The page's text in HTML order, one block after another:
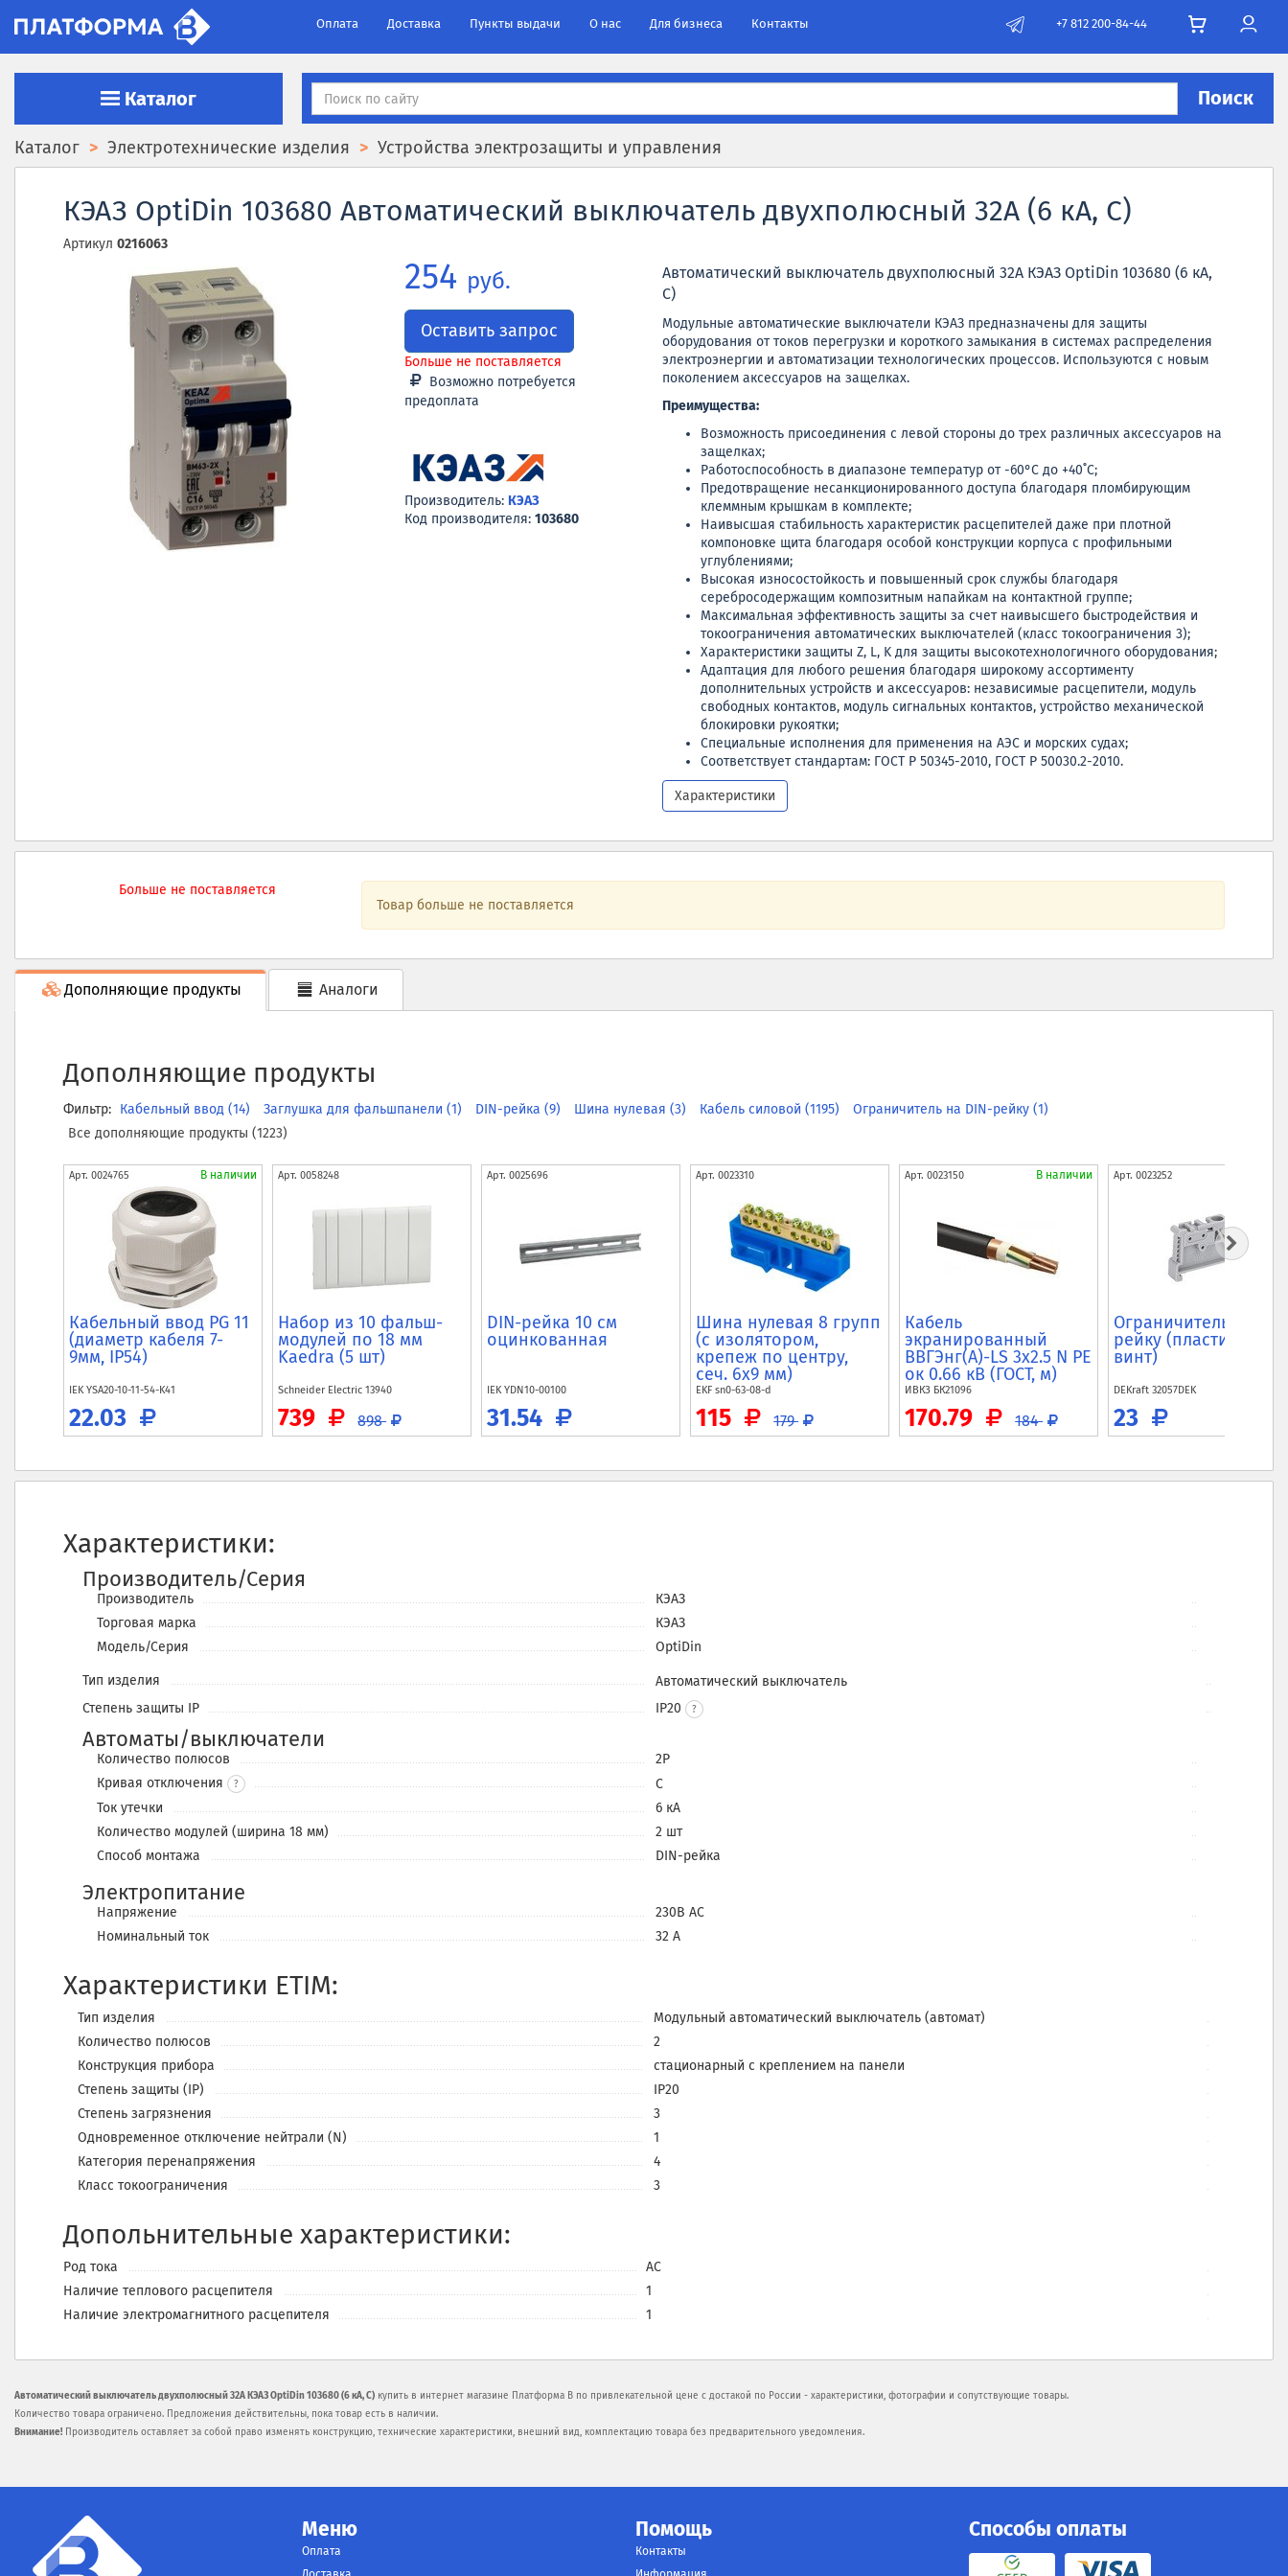
Оплата Доставка Пункты выдачи О нас Для бизнеса Контакты +7 812 200-84-44
Каталог Поиск
Каталог Электротехнические изделия Устройства электрозащиты и управления
КЭАЗ OptiDin 103680 Автоматический выключатель двухполюсный 32А (6 кА, C)
Артикул 0216063
254 руб.
Оставить запрос
Больше не поставляется
Возможно потребуется
предоплата
Производитель: КЭАЗ
Код производителя: 103680
Автоматический выключатель двухполюсный 32А КЭАЗ OptiDin 103680 (6 кА,
C)
Модульные автоматические выключатели КЭАЗ предназначены для защиты
оборудования от токов перегрузки и короткого замыкания в системах распределения
электроэнергии и автоматизации технологических процессов. Используются с новым
поколением аксессуаров на защелках.
Преимущества:
Возможность присоединения с левой стороны до трех различных аксессуаров на
защелках;
Работоспособность в диапазоне температур от -60°C до +40˚C;
Предотвращение несанкционированного доступа благодаря пломбирующим
клеммным крышкам в комплекте;
Наивысшая стабильность характеристик расцепителей даже при плотной
компоновке щита благодаря особой конструкции корпуса с профильными
углублениями;
Высокая износостойкость и повышенный срок службы благодаря
серебросодержащим композитным напайкам на контактной группе;
Максимальная эффективность защиты за счет наивысшего быстродействия и
токоограничения автоматических выключателей (класс токоограничения 3);
Характеристики защиты Z, L, K для защиты высокотехнологичного оборудования;
Адаптация для любого решения благодаря широкому ассортименту
дополнительных устройств и аксессуаров: независимые расцепители, модуль
свободных контактов, модуль сигнальных контактов, устройство механической
блокировки рукоятки;
Специальные исполнения для применения на АЭС и морских судах;
Соответствует стандартам: ГОСТ Р 50345-2010, ГОСТ Р 50030.2-2010.
Характеристики
Больше не поставляется
Товар больше не поставляется
Дополняющие продукты Аналоги
Дополняющие продукты
Фильтр: Кабельный ввод (14) Заглушка для фальшпанели (1) DIN-рейка (9) Шина нулевая (3) Кабель силовой (1195)
Ограничитель на DIN-рейку (1)
Все дополняющие продукты (1223)
Арт. 0024765 В наличии
Кабельный ввод PG 11
(диаметр кабеля 7-
9мм, IP54)
IEKYSA20-10-11-54-K41
22.03
Арт. 0058248
Набор из 10 фальш-
модулей по 18 мм
Kaedra (5 шт)
Schneider Electric 13940
739 898
Арт. 0025696
DIN-рейка 10 см
оцинкованная
IEKYDN10-00100
31.54
Арт. 0023310
Шина нулевая 8 групп
(с изолятором,
крепеж по центру,
сеч. 6x9 мм)
EKF sn0-63-08-d
115 179
Арт. 0023150 В наличии
Кабель
экранированный
ВВГЭнг(A)-LS 3x2.5 N PE
ок 0.66 кВ (ГОСТ, м)
ИВКЗ БК21096
170.79 184
Арт. 0023252
Ограничитель на
рейку (пластик, 1
винт)
DEKraft 32057DEK
23
Характеристики:
Производитель/Серия
Производитель
КЭАЗ
Торговая марка
КЭАЗ
Модель/Серия
OptiDin
Тип изделия
Автоматический выключатель
Степень защиты IP
IP20
Автоматы/выключатели
Количество полюсов
2P
Кривая отключения
?
C
Ток утечки
6 кА
Количество модулей (ширина 18 мм)
2 шт
Способ монтажа
DIN-рейка
Электропитание
Напряжение
230В АС
Номинальный ток
32 А
Характеристики ETIM:
Тип изделия
Модульный автоматический выключатель (автомат)
Количество полюсов
2
Конструкция прибора
стационарный с креплением на панели
Степень защиты (IP)
IP20
Степень загрязнения
3
Одновременное отключение нейтрали (N)
1
Категория перенапряжения
4
Класс токоограничения
3
Допольнительные характеристики:
Род тока
AC
Наличие теплового расцепителя
1
Наличие электромагнитного расцепителя
1
Автоматический выключатель двухполюсный 32А КЭАЗ OptiDin 103680 (6 кА, C) купить в интернет магазине Платформа В по привлекательной цене с достакой по России - характеристики, фотографии и сопутствующие товары.
Количество товара ограничено. Предложения действительны, пока товар есть в наличии.
Внимание! Производитель оставляет за собой право изменять конструкцию, технические характеристики, внешний вид, комплектацию товара без предварительного уведомления.
Меню
Оплата
Помощь
Контакты
Способы оплаты